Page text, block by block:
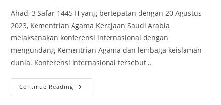
Ahad, 3 Safar 1445 H yang bertepatan dengan 20 Agustus
2023, Kementrian Agama Kerajaan Saudi Arabia
melaksanakan konferensi internasional dengan
mengundang Kementrian Agama dan lembaga keislaman
dunia. Konferensi internasional tersebut…
Continue Reading Dosen
STDI